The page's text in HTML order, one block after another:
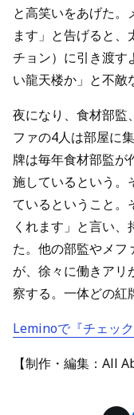
と高笑いをあげた。
ます」と告げると
チョン）に引き渡す
い龍天楼か」と不敵
夜になり、食材部監
ファの4人は部屋に
牌は毎年食材部監が
施しているという。
ているということ。
くれます」と言い
た。他の部監やメフ
が、徐々に働きアリ
察する。一体どの紅
Leminoで『チェッ
【制作・編集：All